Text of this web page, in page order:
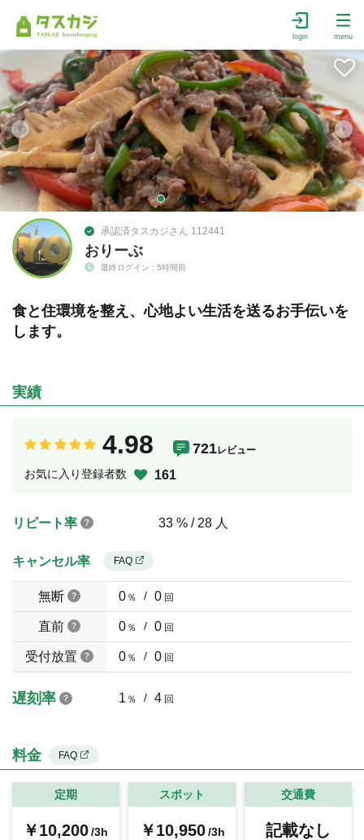
login menu
承認済タスカジさん 112441
おりーぶ
最終ログイン : 5時間前
食と住環境を整え、心地よい生活を送るお手伝いを
します。
実績
4.98 721レビュー
お気に入り登録者数 161
リピート率 33 % / 28 人
キャンセル率 FAQ
無断 0％ / 0 回
直前 0％ / 0 回
受付放置 0％ / 0 回
遅刻率 1％ / 4 回
料金 FAQ
定期
￥10,200 /3h
スポット
￥10,950 /3h
交通費
記載なし